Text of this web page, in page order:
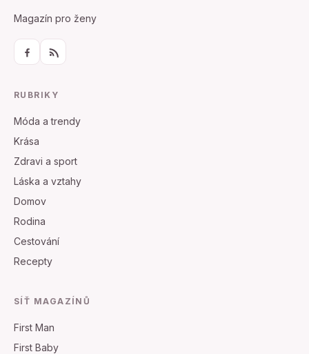
Magazín pro ženy
RUBRIKY
Móda a trendy
Krása
Zdravi a sport
Láska a vztahy
Domov
Rodina
Cestování
Recepty
SÍŤ MAGAZÍNŮ
First Man
First Baby